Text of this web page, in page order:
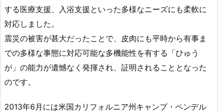
する医療支援、入浴支援といった多様なニーズにも柔軟に
対応しました。
震災の被害が甚大だったことで、皮肉にも平時から有事ま
での多様な事態に対応可能な多機能性を有する「ひゅう
が」の能力が遺憾なく発揮され、証明されることとなった
のです。
2013年6月には米国カリフォルニア州キャンプ・ペンデル